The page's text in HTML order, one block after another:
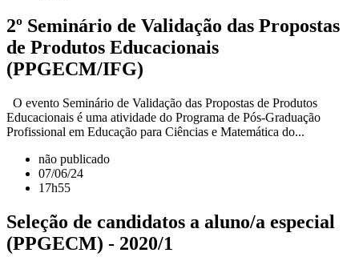
2º Seminário de Validação das Propostas
de Produtos Educacionais
(PPGECM/IFG)
O evento Seminário de Validação das Propostas de Produtos
Educacionais é uma atividade do Programa de Pós-Graduação
Profissional em Educação para Ciências e Matemática do...
não publicado
07/06/24
17h55
Seleção de candidatos a aluno/a especial
(PPGECM) - 2020/1